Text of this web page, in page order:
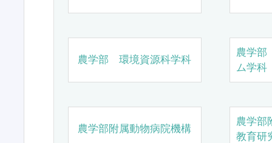
農学部 環境資源科学科
農学
ム学科
農学部附属動物病院機構
農学部
教育研